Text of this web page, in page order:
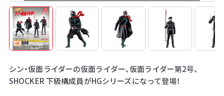
シン・仮面ライダーの仮面ライダー、仮面ライダー第2号、
SHOCKER 下級構成員がHGシリーズになって登場！